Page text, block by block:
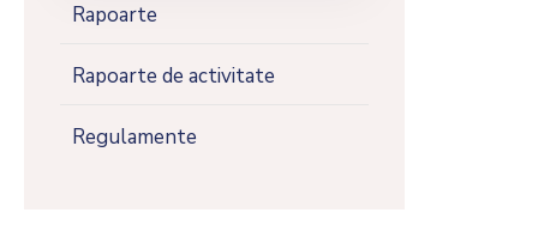
Rapoarte
Rapoarte de activitate
Regulamente